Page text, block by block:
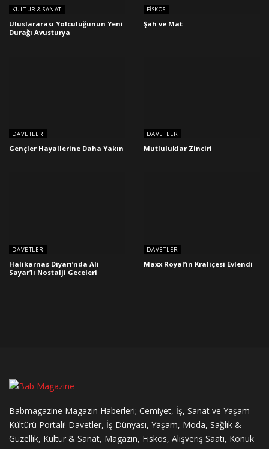
KÜLTÜR & SANAT
Uluslararası Yolculuğunun Yeni
Durağı Avusturya
FISKOS
Şah ve Mat
DAVETLER
Gençler Hayallerine Daha Yakın
DAVETLER
Mutluluklar Zinciri
DAVETLER
Halikarnas Diyarı’nda Ali
Sayar’lı Nostalji Geceleri
DAVETLER
Maxx Royal’in Kraliçesi Evlendi
Babmagazine Magazin Haberleri; Cemiyet, İş, Sanat ve Yaşam
Kültürü Portalı! Davetler, İş Dünyası, Yaşam, Moda, Sağlık &
Güzellik, Kültür & Sanat, Magazin, Fiskos, Alışveriş Saati, Konuk